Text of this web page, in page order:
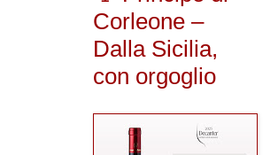
Corleone –
Dalla Sicilia,
con orgoglio